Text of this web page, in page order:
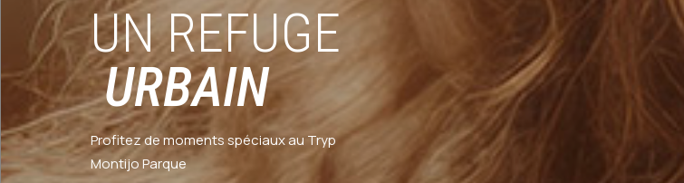
UN REFUGE
URBAIN
Profitez de moments spéciaux au Tryp
Montijo Parque